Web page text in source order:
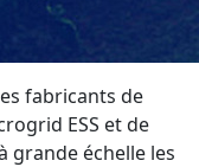
fabricants de
ESS et de
grande échelle les